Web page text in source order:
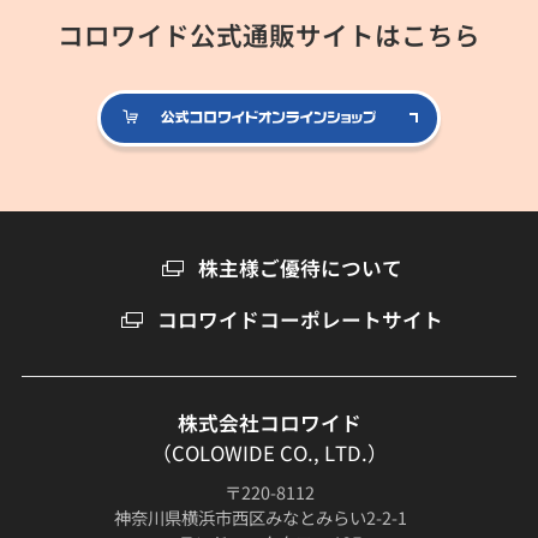
コロワイド公式通販サイトはこちら
公式コロ
株主様ご優待について
コロワイドコーポレートサイト
株式会社コロワイド
（COLOWIDE CO., LTD.）
〒220-8112
神奈川県横浜市西区みなとみらい2-2-1